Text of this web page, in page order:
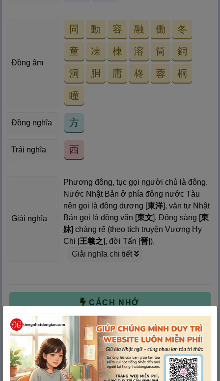
Đồng âm
同
Nghĩa: Cùng nhau, bằng nhau,
giống nhau
動
Nghĩa: Động đậy, cử động, hoạt
động
容
Nghĩa: Bao dung, chịu đựng,
chứa đựng
融 働 冬
童 凍 棟 溶 筒
Nghĩa: Ống, xuyên qua, thông
qua
銅
洞 胴 庸 柊 蓉 桐
瞳
Đồng nghĩa 方
Trái nghĩa 西
Giải nghĩa
Phương đông, tục gọi người chủ là đông.
Nước Nhật Bản ở phía đông nước Tàu
nên gọi là đông dương [東洋], văn tự Nhật
Bản gọi là đông văn [東文
Nghĩa: Văn vẻ, văn chương, vẻ
]. Đông sàng [東
牀] chàng rể (theo tích truyện Vương Hy
Chi [王羲之
tiếng dùng thay một danh từ
nào. Ấy
], đời Tấn [晉]).
Giải nghĩa chi tiết
CÁCH NHỚ
GIẢI NGHĨA CHI TIẾT
VÍ DỤ
VÍ DỤ THEO ÂM ON/KUN